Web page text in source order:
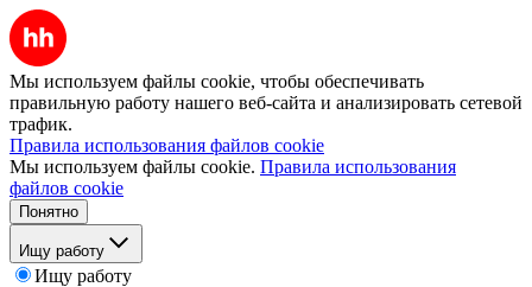
Мы используем файлы cookie, чтобы обеспечивать
правильную работу нашего веб-сайта и анализировать сетевой
трафик.
Правила использования файлов cookie
Мы используем файлы cookie. Правила использования
файлов cookie
Понятно
Ищу работу
Ищу работу